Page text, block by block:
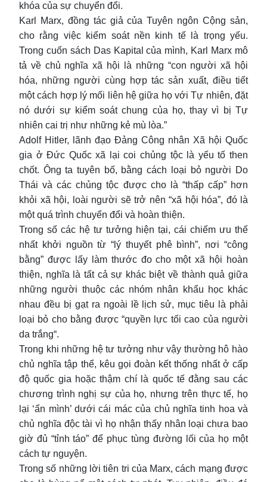
khóa của sự chuyển đổi.
Karl Marx, đồng tác giả của Tuyên ngôn Cộng sản,
cho rằng việc kiểm soát nền kinh tế là trọng yếu.
Trong cuốn sách Das Kapital của mình, Karl Marx mô
tả về chủ nghĩa xã hội là những “con người xã hội
hóa, những người cùng hợp tác sản xuất, điều tiết
một cách hợp lý mối liên hệ giữa họ với Tự nhiên, đặt
nó dưới sự kiểm soát chung của họ, thay vì bị Tự
nhiên cai trị như những kẻ mù lòa.”
Adolf Hitler, lãnh đạo Đảng Công nhân Xã hội Quốc
gia ở Đức Quốc xã lại coi chủng tộc là yếu tố then
chốt. Ông ta tuyên bố, bằng cách loại bỏ người Do
Thái và các chủng tộc được cho là “thấp cấp” hơn
khỏi xã hội, loài người sẽ trở nên “xã hội hóa”, đó là
một quá trình chuyển đổi và hoàn thiện.
Trong số các hệ tư tưởng hiện tại, cái chiếm ưu thế
nhất khởi nguồn từ “lý thuyết phê bình”, nơi “công
bằng” được lấy làm thước đo cho một xã hội hoàn
thiện, nghĩa là tất cả sự khác biệt về thành quả giữa
những người thuộc các nhóm nhân khẩu học khác
nhau đều bị gạt ra ngoài lề lịch sử, mục tiêu là phải
loại bỏ cho bằng được “quyền lực tối cao của người
da trắng“.
Trong khi những hệ tư tưởng như vậy thường hô hào
chủ nghĩa tập thể, kêu gọi đoàn kết thống nhất ở cấp
độ quốc gia hoặc thậm chí là quốc tế đằng sau các
chương trình nghị sự của họ, nhưng trên thực tế, họ
lại ‘ẩn mình’ dưới cái mác của chủ nghĩa tinh hoa và
chủ nghĩa độc tài vì họ nhận thấy nhân loại chưa bao
giờ đủ “tỉnh táo” để phục tùng đường lối của họ một
cách tự nguyện.
Trong số những lời tiên tri của Marx, cách mạng được